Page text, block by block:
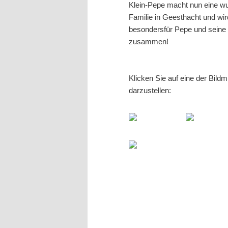
Klein-Pepe macht nun eine
Familie in Geesthacht und
besondersfür Pepe und
zusammen!
Klicken Sie auf eine der
darzustellen: